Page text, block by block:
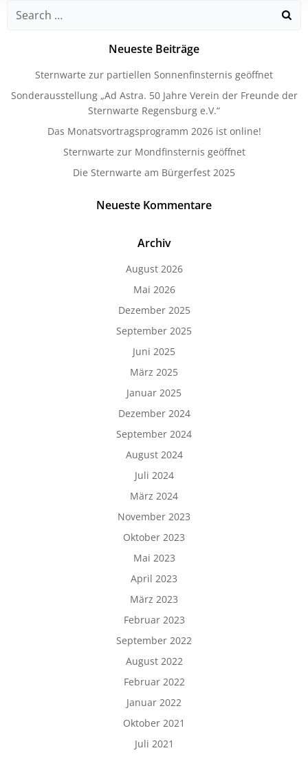
Search
Neueste Beiträge
Sternwarte zur partiellen Sonnenfinsternis geöffnet
Sonderausstellung „Ad Astra. 50 Jahre Verein der Freunde der
Sternwarte Regensburg e.V.“
Das Monatsvortragsprogramm 2026 ist online!
Sternwarte zur Mondfinsternis geöffnet
Die Sternwarte am Bürgerfest 2025
Neueste Kommentare
Archiv
August 2026
Mai 2026
Dezember 2025
September 2025
Juni 2025
März 2025
Januar 2025
Dezember 2024
September 2024
August 2024
Juli 2024
März 2024
November 2023
Oktober 2023
Mai 2023
April 2023
März 2023
Februar 2023
September 2022
August 2022
Februar 2022
Januar 2022
Oktober 2021
Juli 2021